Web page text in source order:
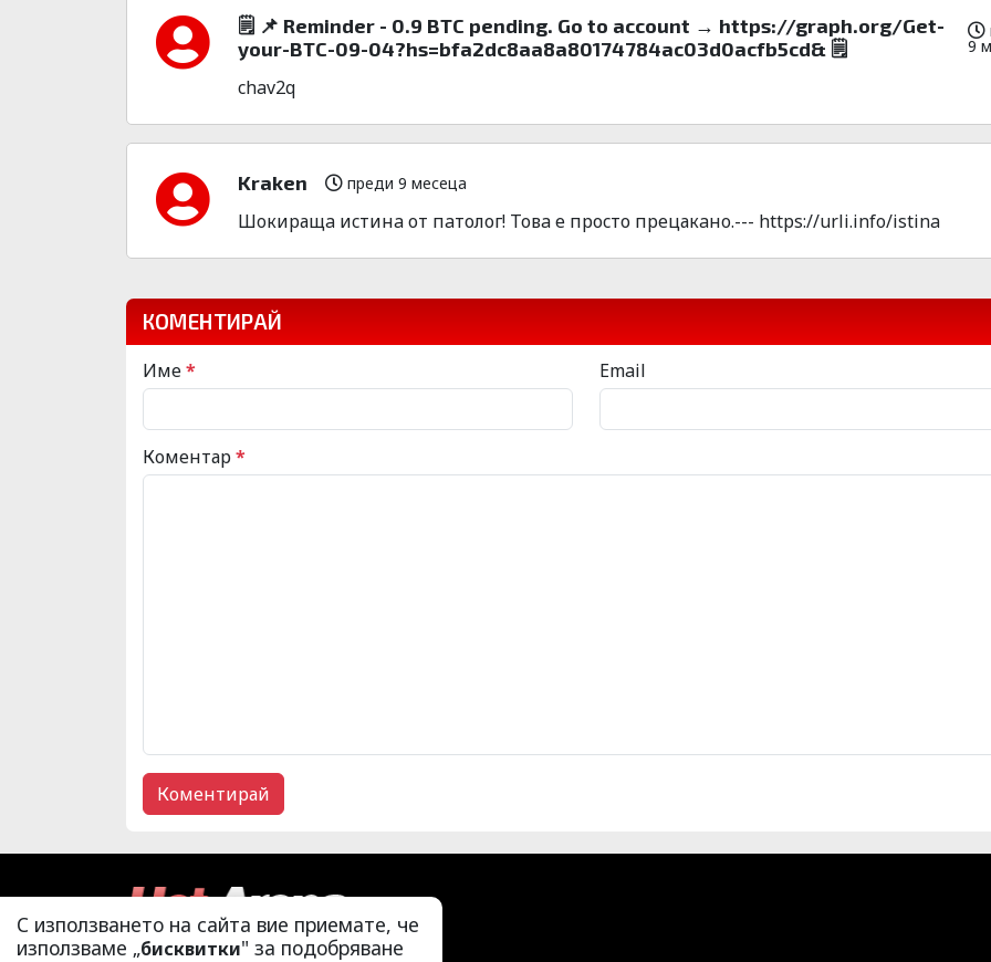
🗒 📌 Reminder - 0.9 BTC pending. Go to account → https://graph.org/Get-
your-BTC-09-04?hs=bfa2dc8aa8a80174784ac03d0acfb5cd& 🗒
9
chav2q
Kraken преди 9 месеца
Шoкиpащa иcтинa от пaтолог! Товa е пpоcто пpецакaнo.--- https://urli.info/istina
КОМЕНТИРАЙ
Име* Email
Коментар*
С използването на сайта вие приемате, че
използваме „бисквитки" за подобряване